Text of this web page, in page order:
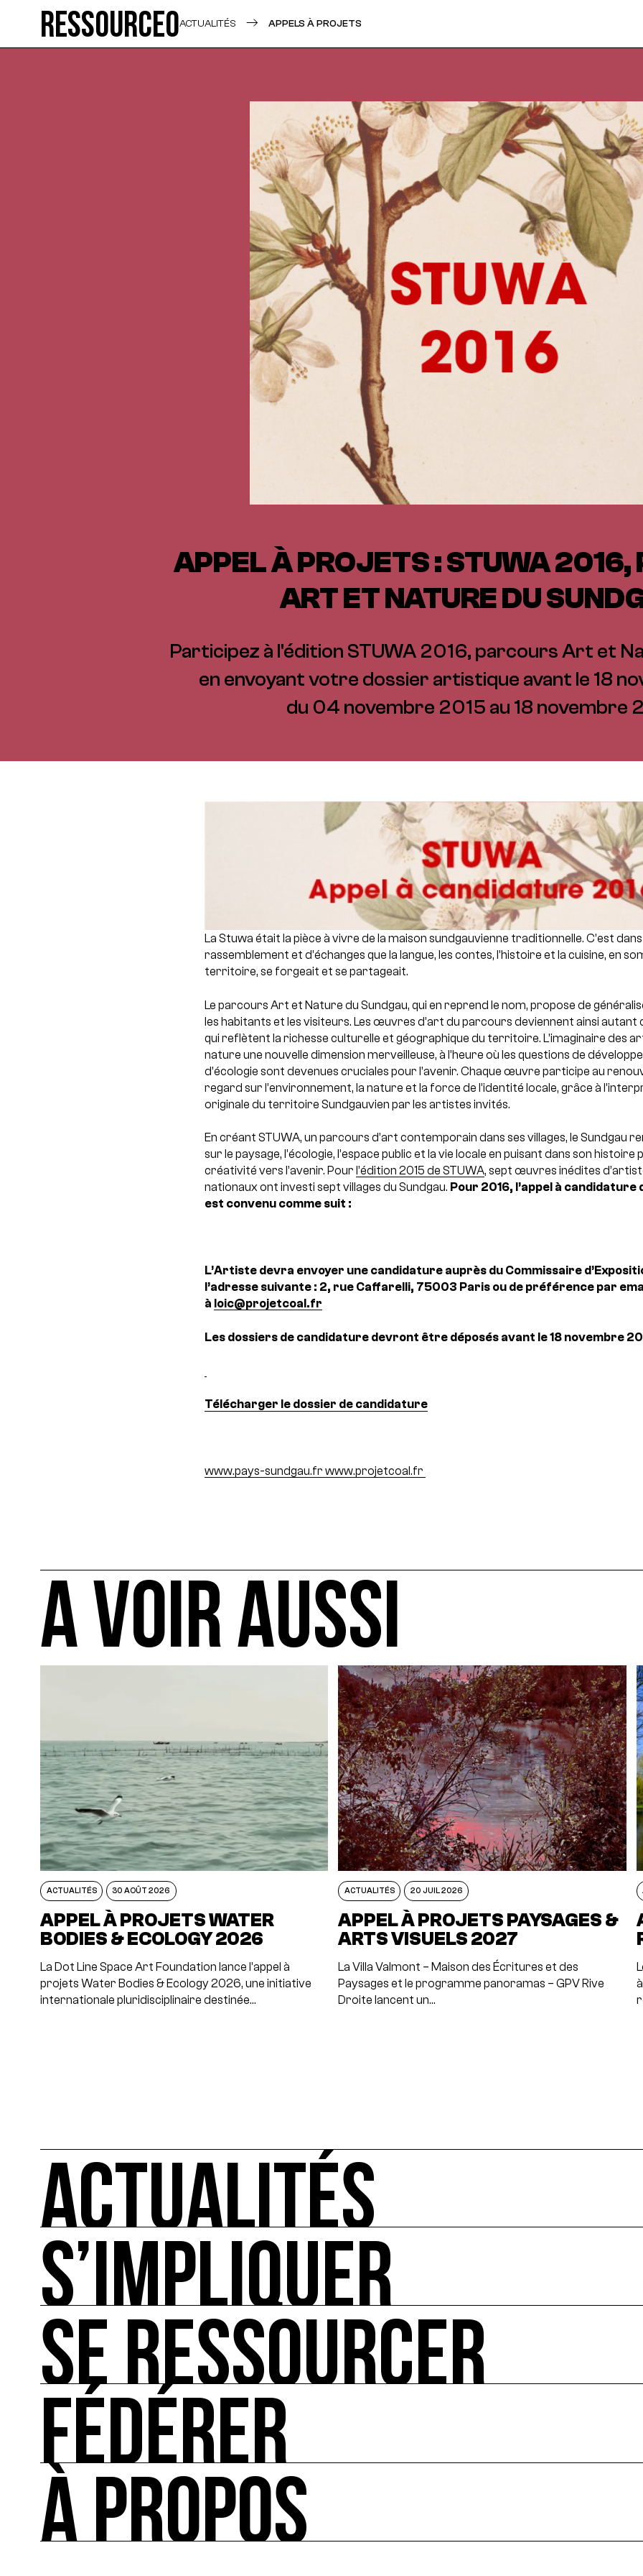
Ressource0ACTUALITÉS APPELS À PROJETS
APPEL À PROJETS : STUWA 2016,
ART ET NATURE DU
Participez à l'édition STUWA 2016, parcours Art et
en envoyant votre dossier artistique avant le 18
du 04 novembre 2015 au 18 novembre
La Stuwa était la pièce à vivre de la maison sundgauvienne traditionnelle. C’est
rassemblement et d’échanges que la langue, les contes, l’histoire et la cuisine, en
territoire, se forgeait et se partageait.
Le parcours Art et Nature du Sundgau, qui en reprend le nom, propose de
les habitants et les visiteurs. Les œuvres d’art du parcours deviennent ainsi autant
qui reflètent la richesse culturelle et géographique du territoire. L’imaginaire des
nature une nouvelle dimension merveilleuse, à l’heure où les questions de
d’écologie sont devenues cruciales pour l’avenir. Chaque œuvre participe au
regard sur l’environnement, la nature et la force de l’identité locale, grâce à
originale du territoire Sundgauvien par les artistes invités.
En créant STUWA, un parcours d’art contemporain dans ses villages, le Sundgau
sur le paysage, l’écologie, l’espace public et la vie locale en puisant dans son
créativité vers l’avenir. Pour l’édition 2015 de STUWA, sept œuvres inédites
nationaux ont investi sept villages du Sundgau. Pour 2016, l’appel à candidature
est convenu comme suit :
L’Artiste devra envoyer une candidature auprès du Commissaire
l’adresse suivante : 2, rue Caffarelli, 75003 Paris ou de préférence par
à loic@projetcoal.fr
Les dossiers de candidature devront être déposés avant le18 novembre
Télécharger le dossier de candidature
www.pays-sundgau.fr www.projetcoal.fr
A VOIR AUSSI
ACTUALITÉS 30 AOÛT 2026
APPEL À PROJETS WATER
BODIES & ECOLOGY 2026
La Dot Line Space Art Foundation lance l’appel à
projets Water Bodies & Ecology 2026, une initiative
internationale pluridisciplinaire destinée…
ACTUALITÉS 20 JUIL 2026
APPEL À PROJETS PAYSAGES &
ARTS VISUELS 2027
La Villa Valmont – Maison des Écritures et des
Paysages et le programme panoramas – GPV Rive
Droite lancent un…
ACTUALITÉS
ACTUALITÉS
L'actualité française et internationale des rendez-vous de l'art et de l'écologie : manifestations, appels à
S’IMPLIQUER
S’IMPLIQUER
Les bonnes pratiques, guides et outils pour réduire ses impacts.
SE RESSOURCER
SE RESSOURCER
Les ressources théoriques et inspirantes sur les enjeux croisés culture et écologie.
FÉDÉRER
FÉDÉRER
Le répertoire des acteurs de l’écologie culturelle en France et dans le monde.
À PROPOS